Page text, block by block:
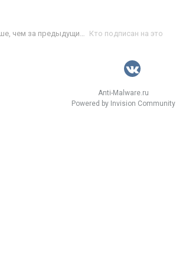
За 8 мес 2008 года вредоносного софта появилось больше, чем за предыдущие 17 лет Кто подписан на это
Anti-Malware.ru
Powered by Invision Community